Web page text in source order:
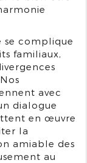
se complique
familiaux,
avec
dialogue
en œuvre
la
amiable des
au